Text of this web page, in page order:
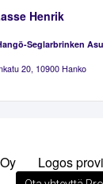
Henrik
Seglarbrinken
20, 10900 Hanko
Logos